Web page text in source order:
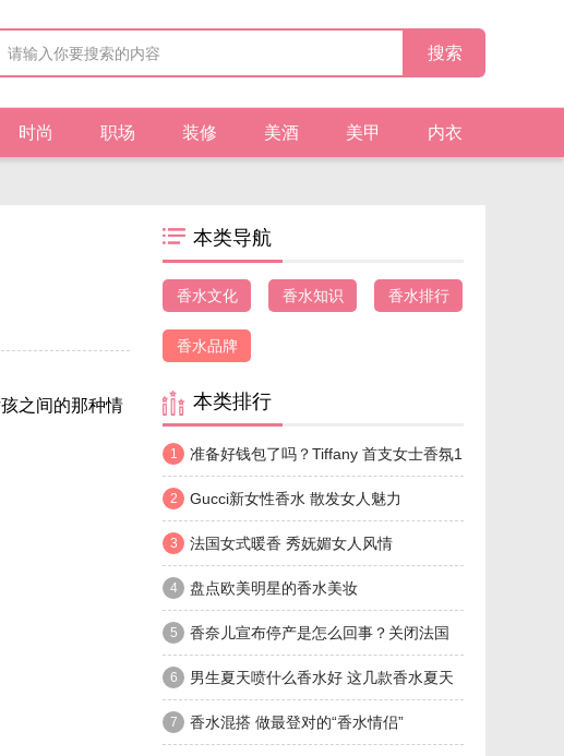
时尚 职场 装修 美酒 美甲 内衣
之间的那种情
本类导航
香水文化 香水知识 香水排行
香水品牌
本类排行
1 准备好钱包了吗？Tiffany 首支女士香氛1
月要来了
2 Gucci新女性香水 散发女人魅力
3 法国女式暖香 秀妩媚女人风情
4 盘点欧美明星的香水美妆
5 香奈儿宣布停产是怎么回事？关闭法国
瑞士意大利工厂
6 男生夏天喷什么香水好 这几款香水夏天
喷非常适合
7 香水混搭 做最登对的“香水情侣”